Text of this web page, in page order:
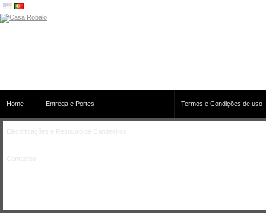
Home Entrega e Portes Termos e Condições de uso
Electrificações e Restauro de Candeeiros
Contactos